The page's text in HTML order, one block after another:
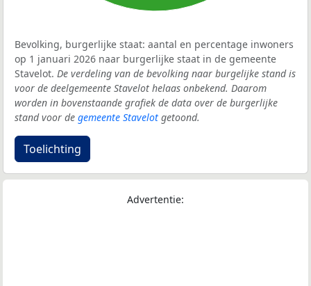
Bevolking, burgerlijke staat: aantal en percentage inwoners
op 1 januari 2026 naar burgerlijke staat in de gemeente
Stavelot. De verdeling van de bevolking naar burgelijke stand is
voor de deelgemeente Stavelot helaas onbekend. Daarom
worden in bovenstaande grafiek de data over de burgerlijke
stand voor de gemeente Stavelot getoond.
Toelichting
Advertentie: